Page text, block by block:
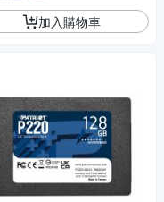
加入購物車